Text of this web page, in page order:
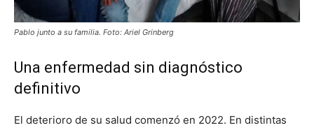
Pablo junto a su familia. Foto: Ariel Grinberg
Una enfermedad sin diagnóstico
definitivo
El deterioro de su salud comenzó en 2022. En distintas